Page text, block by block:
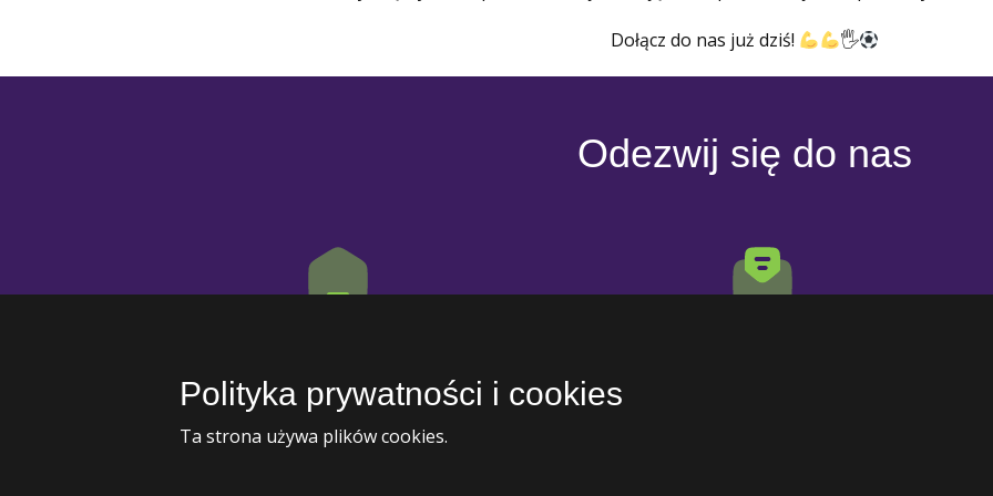
Dołącz do nas już dziś! 🖐
Odezwij się do nas
Zakopiańska 4, 05-120 Legionowo
Polityka prywatności i cookies
Ta strona używa plików cookies.